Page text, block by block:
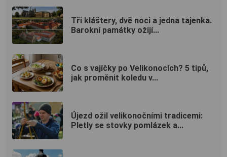
Tři kláštery, dvě noci a jedna tajenka.
Barokní památky ožijí...
Co s vajíčky po Velikonocích? 5 tipů,
jak proměnit koledu v...
Újezd ožil velikonočními tradicemi:
Pletly se stovky pomlázek a...